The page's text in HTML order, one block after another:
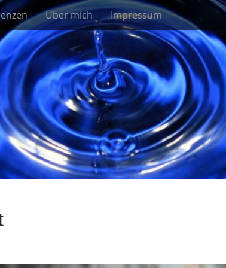
Über mich Impressum